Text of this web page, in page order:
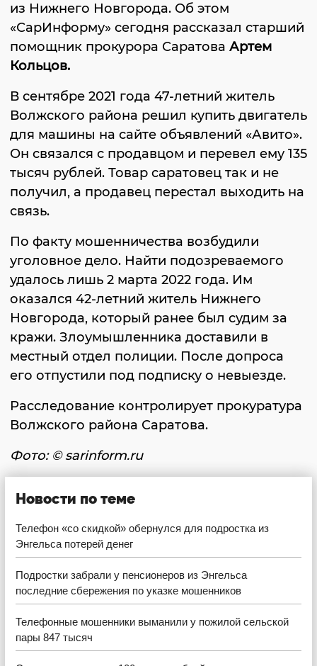
из Нижнего Новгорода. Об этом
«СарИнформу» сегодня рассказал старший
помощник прокурора Саратова Артем
Кольцов.
В сентябре 2021 года 47-летний житель
Волжского района решил купить двигатель
для машины на сайте объявлений «Авито».
Он связался с продавцом и перевел ему 135
тысяч рублей. Товар саратовец так и не
получил, а продавец перестал выходить на
связь.
По факту мошенничества возбудили
уголовное дело. Найти подозреваемого
удалось лишь 2 марта 2022 года. Им
оказался 42-летний житель Нижнего
Новгорода, который ранее был судим за
кражи. Злоумышленника доставили в
местный отдел полиции. После допроса
его отпустили под подписку о невыезде.
Расследование контролирует прокуратура
Волжского района Саратова.
Фото: © sarinform.ru
Новости по теме
Телефон «со скидкой» обернулся для подростка из
Энгельса потерей денег
Подростки забрали у пенсионеров из Энгельса
последние сбережения по указке мошенников
Телефонные мошенники выманили у пожилой сельской
пары 847 тысяч